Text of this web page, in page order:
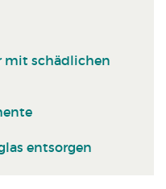
mit schädlichen
entsorgen